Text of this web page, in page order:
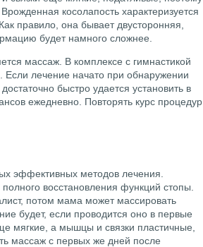
косолапость характеризуется
правило, она бывает двусторонняя,
будет намного сложнее.
массаж. В комплексе с гимнастикой
лечение начато при обнаружении
достаточно быстро удается установить в
ежедневно. Повторять курс процедур
эффективных методов лечения.
восстановления функций стопы.
потом мама может массировать
будет, если проводится оно в первые
мягкие, а мышцы и связки пластичные,
массаж с первых же дней после